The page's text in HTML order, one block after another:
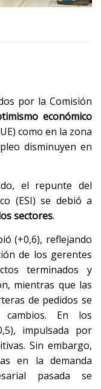
por la Comisión
económico
como en la zona
disminuyen en
el repunte del
(ESI) se debió a
sectores.
(+0,6), reflejando
de los gerentes
terminados y
mientras que las
de pedidos se
cambios. En los
impulsada por
Sin embargo,
en la demanda
pasada se